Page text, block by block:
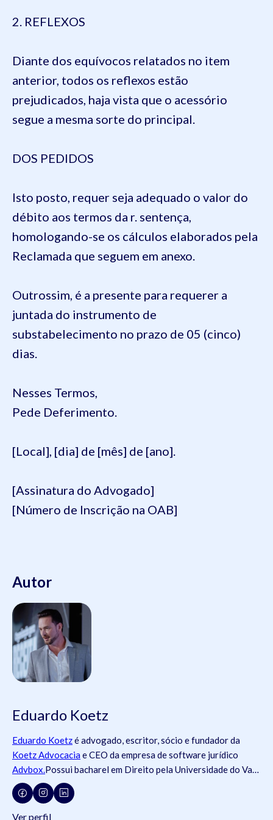
2. REFLEXOS
Diante dos equívocos relatados no item
anterior, todos os reflexos estão
prejudicados, haja vista que o acessório
segue a mesma sorte do principal.
DOS PEDIDOS
Isto posto, requer seja adequado o valor do
débito aos termos da r. sentença,
homologando-se os cálculos elaborados pela
Reclamada que seguem em anexo.
Outrossim, é a presente para requerer a
juntada do instrumento de
substabelecimento no prazo de 05 (cinco)
dias.
Nesses Termos,
Pede Deferimento.
[Local], [dia] de [mês] de [ano].
[Assinatura do Advogado]
[Número de Inscrição na OAB]
Autor
Eduardo Koetz
Eduardo Koetzé advogado, escritor, sócio e fundador da
Koetz Advocacia e CEO da empresa de software jurídico
Advbox.Possui bacharel em Direito pela Universidade do Vale
do Rio dos Sinos (
dos Advogados do Brasil
73.409, OAB/PR 72.951, OAB/SP 435.266, OAB/MG
Ver perfil